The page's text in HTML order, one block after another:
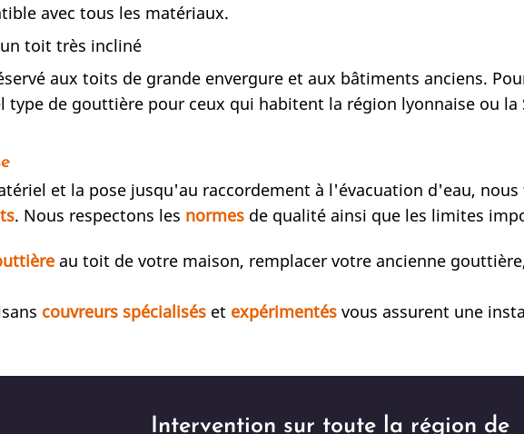
avec tous les matériaux.
toit très incliné
aux toits de grande envergure et aux bâtiments anciens.
de gouttière pour ceux qui habitent la région lyonnaise ou la
et la pose jusqu'au raccordement à l'évacuation d'eau,
. Nous respectons les normes de qualité ainsi que les limites
au toit de votre maison, remplacer votre ancienne
couvreurs spécialisés et expérimentés vous assurent une
Intervention sur toute la région de